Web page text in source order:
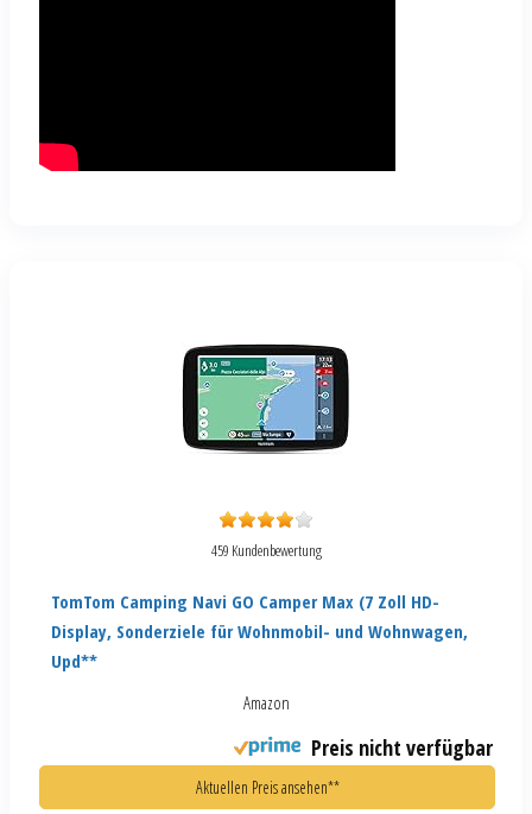
459 Kundenbewertung
TomTom Camping Navi GO Camper Max (7 Zoll HD-
Display, Sonderziele für Wohnmobil- und Wohnwagen,
Upd**
Amazon
Preis nicht verfügbar
Aktuellen Preis ansehen**